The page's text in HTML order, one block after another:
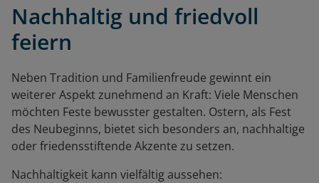
Nachhaltig und friedvoll
feiern
Neben Tradition und Familienfreude gewinnt ein
weiterer Aspekt zunehmend an Kraft: Viele Menschen
möchten Feste bewusster gestalten. Ostern, als Fest
des Neubeginns, bietet sich besonders an, nachhaltige
oder friedensstiftende Akzente zu setzen.
Nachhaltigkeit kann vielfältig aussehen: